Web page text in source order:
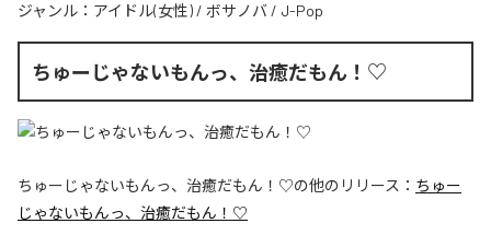
ジャンル： アイドル(女性) / ボサノバ / J-Pop
ちゅーじゃないもんっ、治癒だもん！♡
ちゅーじゃないもんっ、治癒だもん！♡の他のリリース： ちゅー
じゃないもんっ、治癒だもん！♡